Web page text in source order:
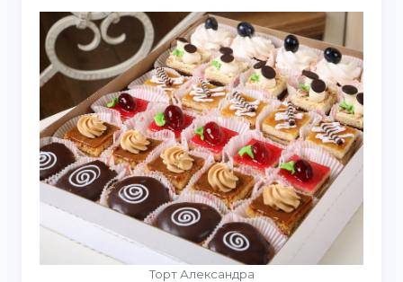
Торт Александра